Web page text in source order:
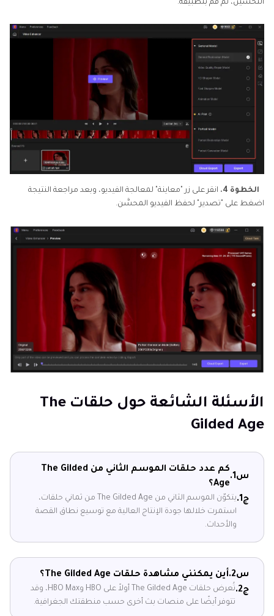
التحسين، ثم قم بتطبيقه.
الخطوة 4.
انقر على زر "معاينة" لمعالجة الفيديو، وبعد مراجعة النتيجة
اضغط على "تصدير" لحفظ الفيديو المحسَّن.
الأسئلة الشائعة حول حلقات The
Gilded Age
س1.
كم عدد حلقات الموسم الثاني من The Gilded
Age؟
ج1.
يتكوّن الموسم الثاني من The Gilded Age من ثماني حلقات،
استمرت خلالها جودة الإنتاج العالية مع توسيع نطاق القصة
والأحداث.
س2.
أين يمكنني مشاهدة حلقات The Gilded Age؟
ج2.
تُعرض حلقات The Gilded Age أولاً على HBO وHBO Max، وقد
تتوفر أيضًا على منصات بث أخرى حسب منطقتك الجغرافية.